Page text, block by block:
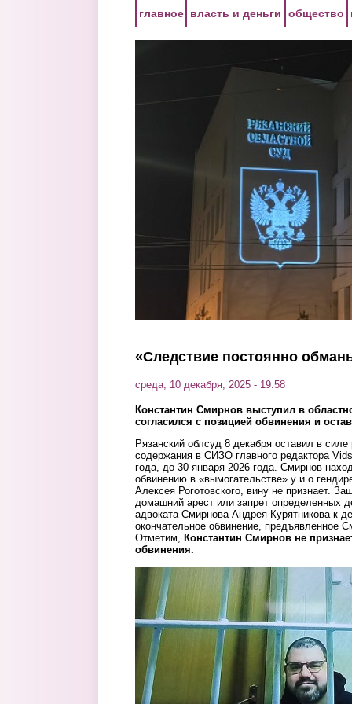
главное власть и деньги общество
«Следствие постоянно
среда, 10 декабря, 2025 - 19:58
Константин Смирнов выступил в
согласился с позицией обвинения и
Рязанский облсуд 8 декабря оставил в
содержания в СИЗО главного редактора
года, до 30 января 2026 года. Смирнов
обвинению в «вымогательстве» у
Алексея Роготовского, вину не признает.
домашний арест или запрет определенных
адвоката Смирнова Андрея Курятникова к
окончательное обвинение, предъявленное
Отметим, Константин Смирнов не
обвинения.
sud.jpg